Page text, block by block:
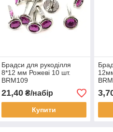
Брадси для рукоділля
8*12 мм Рожеві 10 шт.
BRM109
21,40₴/набір
Купити